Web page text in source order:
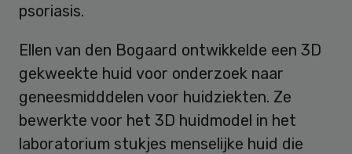
psoriasis.
Ellen van den Bogaard ontwikkelde een 3D
gekweekte huid voor onderzoek naar
geneesmidddelen voor huidziekten. Ze
bewerkte voor het 3D huidmodel in het
laboratorium stukjes menselijke huid die